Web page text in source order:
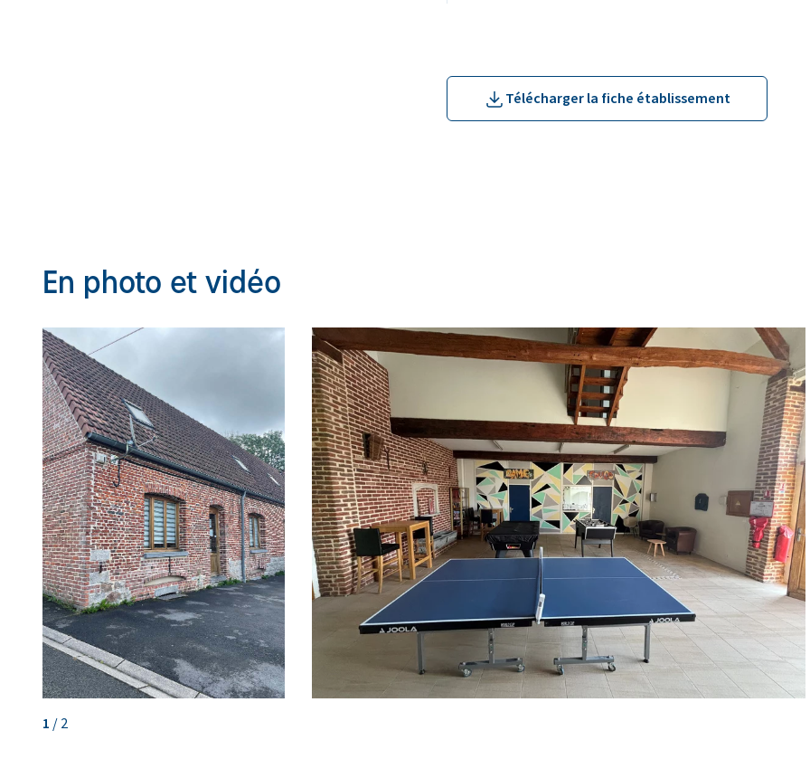
Télécharger la fiche établissement
En photo et vidéo
1 /2